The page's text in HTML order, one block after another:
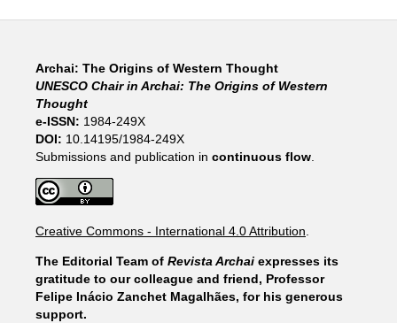
Archai: The Origins of Western Thought
UNESCO Chair in Archai: The Origins of Western
Thought
e-ISSN: 1984-249X
DOI: 10.14195/1984-249X
Submissions and publication in continuous flow.
Creative Commons - International 4.0 Attribution
The Editorial Team of Revista Archaiexpresses its
gratitude to our colleague and friend, Professor
Felipe Inácio Zanchet Magalhães, for his generous
support.